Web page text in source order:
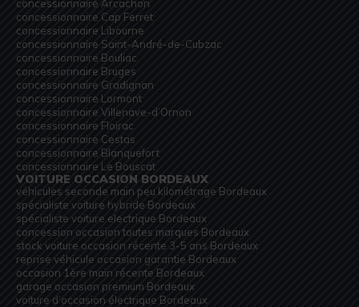
concessionnaire Arcachon
concessionnaire Cap Ferret
concessionnaire Libourne
concessionnaire Saint-André-de-Cubzac
concessionnaire Bouliac
concessionnaire Bruges
concessionnaire Gradignan
concessionnaire Lormont
concessionnaire Villenave-d’Ornon
concessionnaire Floirac
concessionnaire Cestas
concessionnaire Blanquefort
concessionnaire Le Bouscat
VOITURE OCCASION BORDEAUX
véhicules seconde main peu kilométrage Bordeaux
spécialiste voiture hybride Bordeaux
spécialiste voiture electrique Bordeaux
concession occasion toutes marques Bordeaux
stock voiture occasion récente 3-5 ans Bordeaux
reprise véhicule occasion garantie Bordeaux
occasion 1ère main récente Bordeaux
garage occasion premium Bordeaux
voiture d’occasion électrique Bordeaux